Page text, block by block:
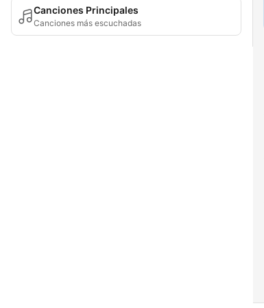
Canciones Principales
Canciones más escuchadas